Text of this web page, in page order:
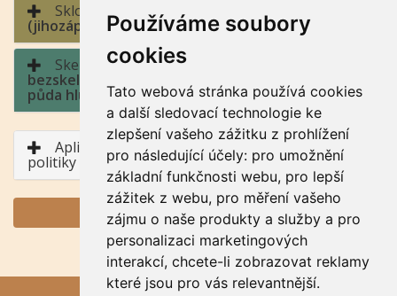
Používáme soubory
cookies
Tato webová stránka používá cookies
a další sledovací technologie ke
zlepšení vašeho zážitku z prohlížení
pro následující účely: pro umožnění
základní funkčnosti webu, pro lepší
zážitek z webu, pro měření vašeho
zájmu o naše produkty a služby a pro
personalizaci marketingových
interakcí, chcete-li zobrazovat reklamy
které jsou pro vás relevantnější.
Sklonitost a expozice:
4 - střední sklon / jih
(jihozápad až jihovýchod)
Skeletovitost a hloubka půdy:
bezskeletovitá, s příměsí, slabě skeletovitá /
půda hluboká, půda středně hluboká
Aplikace BPEJ v rámci Společné zemědělské
politiky
GENERUJ PDF